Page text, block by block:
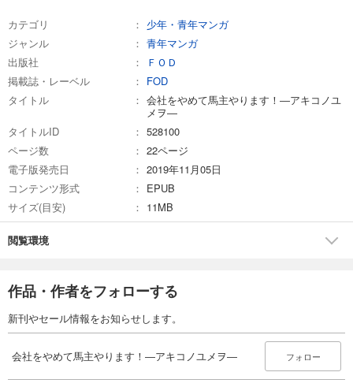
会社をやめて馬主やります！―アキコノユメヲ― 56
試し読み
あらすじを表示する
会社をやめて馬主やります！―アキコノユメヲ― 57
試し読み
110円 (税込)
試し読み
会社をやめて馬主やります！―アキコノユメヲ― 59
カテゴリ
少年・青年マンガ
ジャンル
青年マンガ
出版社
ＦＯＤ
掲載誌・レーベル
FOD
タイトル
会社をやめて馬主やります！―アキコノユ
メヲ―
タイトルID
528100
ページ数
22ページ
電子版発売日
2019年11月05日
コンテンツ形式
EPUB
サイズ(目安)
11MB
閲覧環境
作品・作者をフォローする
新刊やセール情報をお知らせします。
会社をやめて馬主やります！―アキコノユメヲ― フォロー